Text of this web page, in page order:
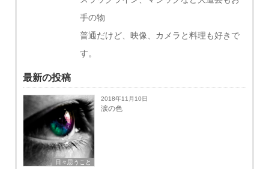
手の物
普通だけど、映像、カメラと料理も好きで
す。
最新の投稿
日々思うこと
2018年11月10日
涙の色